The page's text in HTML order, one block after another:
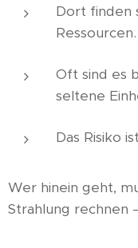
Dort finden
Ressourcen.
Oft sind es
seltene
Das Risiko
Wer hinein geht,
Strahlung rechnen